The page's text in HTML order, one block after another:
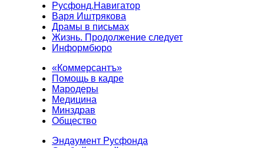
Русфонд.Навигатор
Варя Иштрякова
Драмы в письмах
Жизнь. Продолжение следует
Информбюро
«Коммерсантъ»
Помощь в кадре
Мародеры
Медицина
Минздрав
Общество
Эндаумент Русфонда